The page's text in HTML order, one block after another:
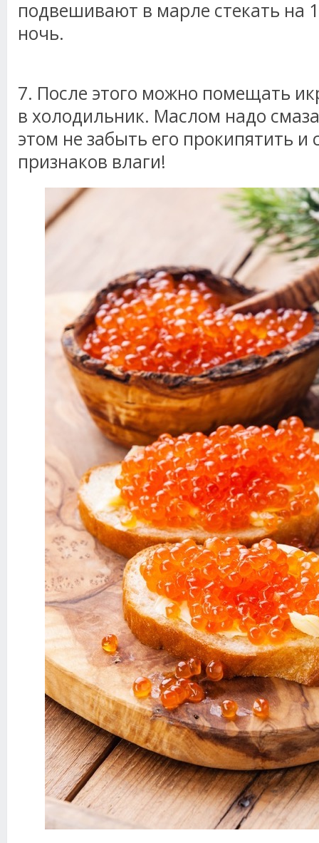
подвешивают в марле стекать на
ночь.
7. После этого можно помещать
в холодильник. Маслом надо
этом не забыть его прокипятить и
признаков влаги!